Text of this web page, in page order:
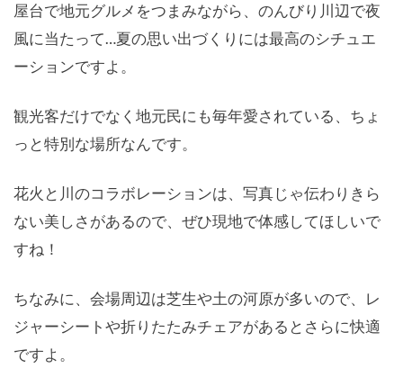
屋台で地元グルメをつまみながら、のんびり川辺で夜
風に当たって…夏の思い出づくりには最高のシチュエ
ーションですよ。
観光客だけでなく地元民にも毎年愛されている、ちょ
っと特別な場所なんです。
花火と川のコラボレーションは、写真じゃ伝わりきら
ない美しさがあるので、ぜひ現地で体感してほしいで
すね！
ちなみに、会場周辺は芝生や土の河原が多いので、レ
ジャーシートや折りたたみチェアがあるとさらに快適
ですよ。